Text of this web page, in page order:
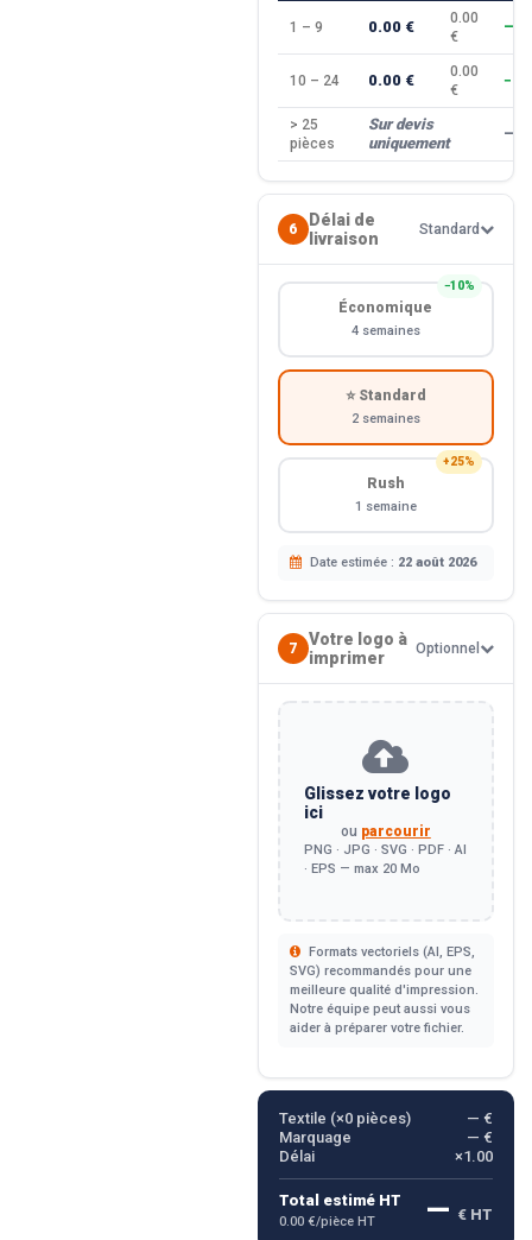
1 – 9 0.00 €
0.00
€
—
10 – 24 0.00 €
0.00
€
> 25
pièces
Sur devis
uniquement
—
6
Délai de
livraison
Standard
−10%
Économique
4 semaines
⭐ Standard
2 semaines
+25%
Rush
1 semaine
Date estimée : 22 août 2026
7
Votre logo à
imprimer
Optionnel
Glissez votre logo
ici
ou parcourir
PNG · JPG · SVG · PDF · AI
· EPS — max 20 Mo
Formats vectoriels (AI, EPS,
SVG) recommandés pour une
meilleure qualité d'impression.
Notre équipe peut aussi vous
aider à préparer votre fichier.
Textile (×0pièces)
— €
Marquage
— €
Délai
×1.00
Total estimé HT
0.00 €/pièce HT — € HT